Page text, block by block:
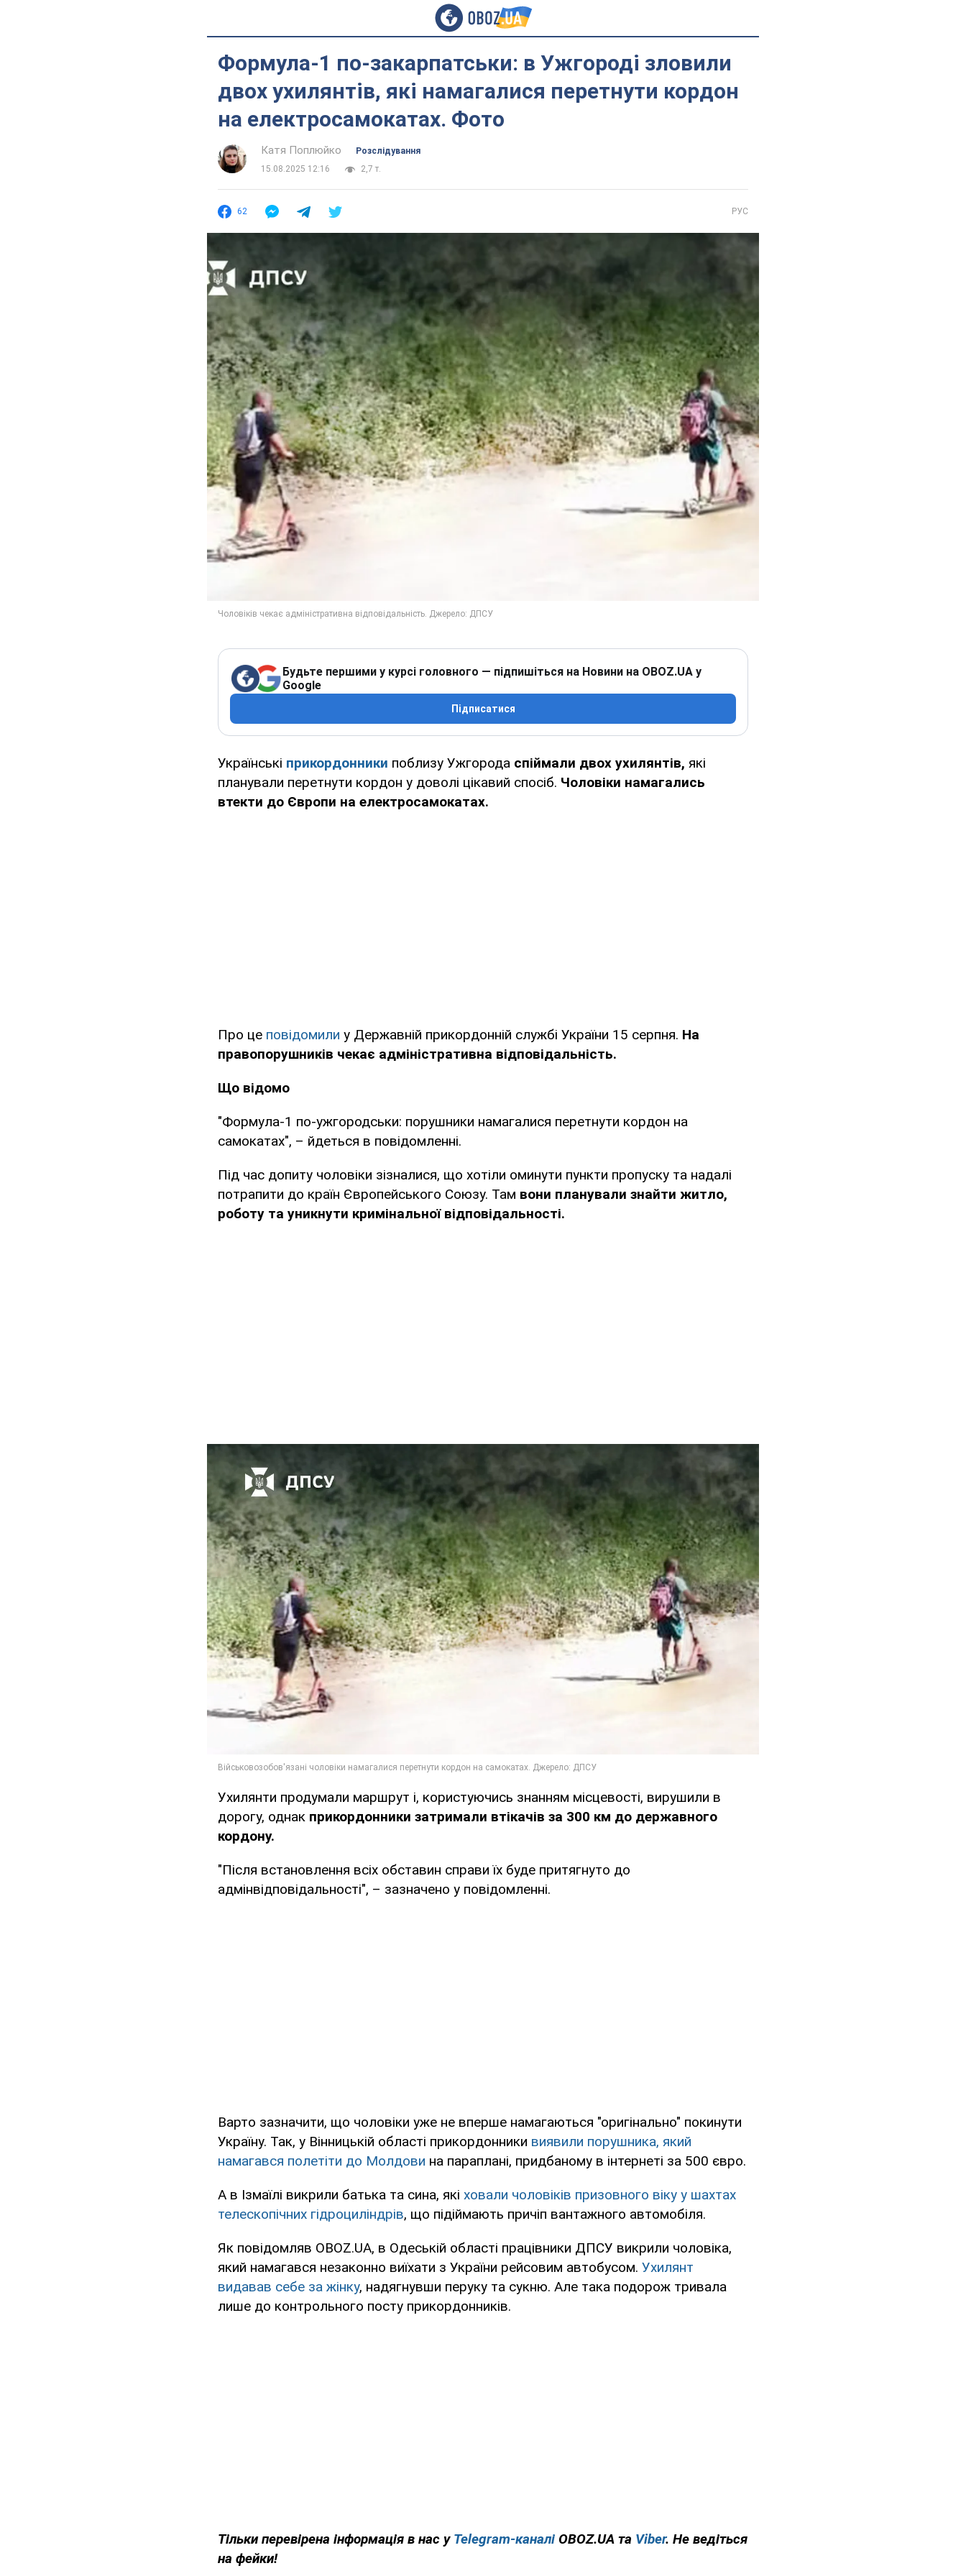
Формула-1 по-закарпатськи: в Ужгороді зловили
двох ухилянтів, які намагалися перетнути кордон
на електросамокатах. Фото
Катя Поплюйко
Розслідування
15.08.2025 12:16
2,7 т.
62 РУС
Будьте першими у курсі головного — підпишіться на Новини на OBOZ.UA у
Google
Підписатися
Українські прикордонники поблизу Ужгорода спіймали двох ухилянтів, які
планували перетнути кордон у доволі цікавий спосіб. Чоловіки намагались
втекти до Європи на електросамокатах.
Про це повідомили у Державній прикордонній службі України 15 серпня. На
правопорушників чекає адміністративна відповідальність.
Що відомо
"Формула-1 по-ужгородськи: порушники намагалися перетнути кордон на
самокатах", – йдеться в повідомленні.
Під час допиту чоловіки зізналися, що хотіли оминути пункти пропуску та надалі
потрапити до країн Європейського Союзу. Там вони планували знайти житло,
роботу та уникнути кримінальної відповідальності.
Ухилянти продумали маршрут і, користуючись знанням місцевості, вирушили в
дорогу, однак прикордонники затримали втікачів за 300 км до державного
кордону.
"Після встановлення всіх обставин справи їх буде притягнуто до
адмінвідповідальності", – зазначено у повідомленні.
Варто зазначити, що чоловіки уже не вперше намагаються "оригінально" покинути
Україну. Так, у Вінницькій області прикордонники виявили порушника, який
намагався полетіти до Молдови на параплані, придбаному в інтернеті за 500 євро.
А в Ізмаїлі викрили батька та сина, які ховали чоловіків призовного віку у шахтах
телескопічних гідроциліндрів, що підіймають причіп вантажного автомобіля.
Як повідомляв OBOZ.UA, в Одеській області працівники ДПСУ викрили чоловіка,
який намагався незаконно виїхати з України рейсовим автобусом. Ухилянт
видавав себе за жінку, надягнувши перуку та сукню. Але така подорож тривала
лише до контрольного посту прикордонників.
Тільки перевірена інформація в нас у Telegram-каналі OBOZ.UA та Viber. Не ведіться
на фейки!